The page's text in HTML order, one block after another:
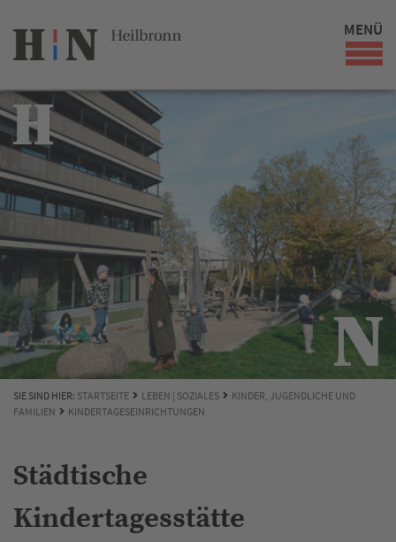
MENÜ
SIE SIND HIER: STARTSEITE LEBEN | SOZIALES
KINDER, JUGENDLICHE UND
FAMILIEN
KINDERTAGESEINRICHTUNGEN
Städtische
Kindertagesstätte